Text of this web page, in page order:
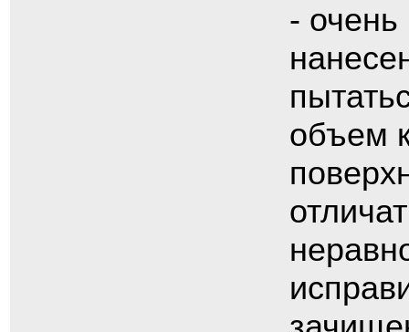
- очень
объем